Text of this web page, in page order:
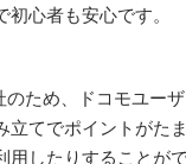
心者も安心です。
のため、ドコモユー
立てでポイントがた
用したりすることがで